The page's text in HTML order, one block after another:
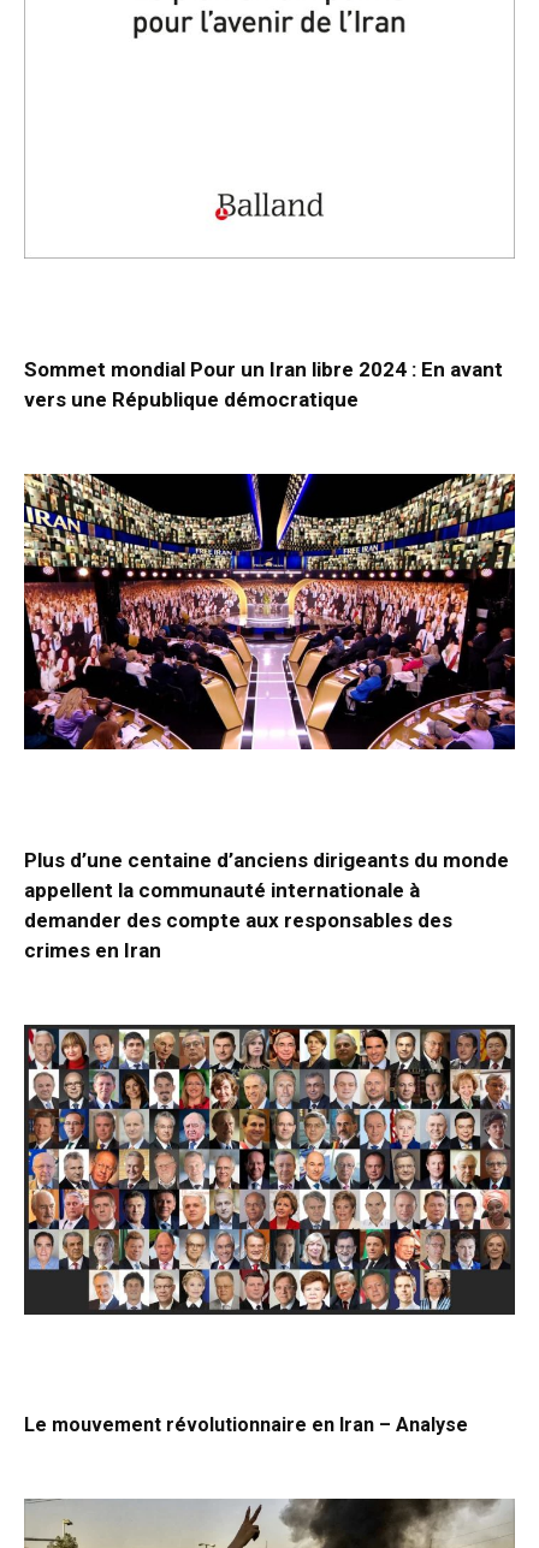
Sommet mondial Pour un Iran libre 2024 : En avant
vers une République démocratique
Plus d’une centaine d’anciens dirigeants du monde
appellent la communauté internationale à
demander des compte aux responsables des
crimes en Iran
Le mouvement révolutionnaire en Iran – Analyse